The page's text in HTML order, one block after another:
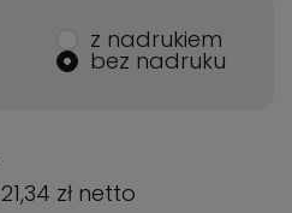
z nadrukiem
bez nadruku
21,34 zł netto